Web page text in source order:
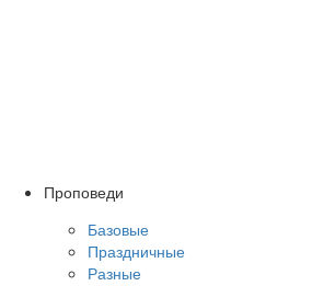
Проповеди
Базовые
Праздничные
Разные